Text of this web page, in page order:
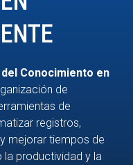
Conocimiento en
de
de
registros,
mejorar tiempos de
la productividad y la